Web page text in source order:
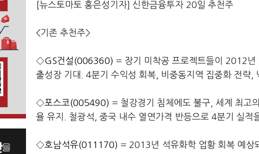
[뉴스토마토 홍은성기자] 신한금융투자 20일 추천주
<기존 추천주>
◇GS건설(006360) = 장기 미착공 프로젝트들이 2012
출성장 기대. 4분기 수익성 회복, 비중동지역 집중화 전략,
◇포스코(005490) = 철강경기 침체에도 불구, 세계 최고
율 유지. 철광석, 중국 내수 열연가격 반등으로 4분기 실적
◇호남석유(011170) = 2013년 석유화학 업황 회복 예상